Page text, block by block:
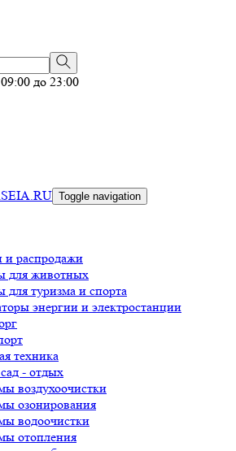
до 23:00
Toggle navigation
распродажи
для животных
для туризма и спорта
энергии и электростанции
техника
- отдых
воздухоочистки
озонирования
водоочистки
отопления